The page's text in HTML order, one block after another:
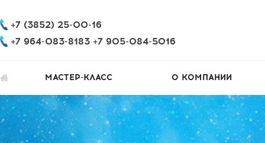
+7 (3852) 25-00-16
+7 964-083-8183 +7 905-084-5016
МАСТЕР-КЛАСС О КОМПАНИИ